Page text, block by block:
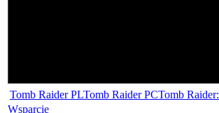
Tomb Raider PLTomb Raider PCTomb
Wsparcie